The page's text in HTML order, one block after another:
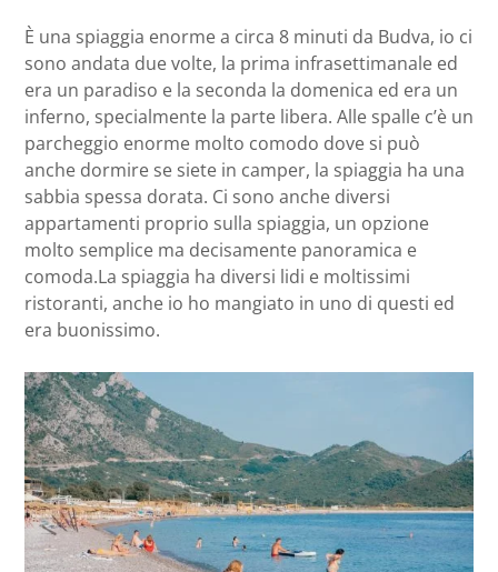
È una spiaggia enorme a circa 8 minuti da Budva, io ci
sono andata due volte, la prima infrasettimanale ed
era un paradiso e la seconda la domenica ed era un
inferno, specialmente la parte libera. Alle spalle c’è un
parcheggio enorme molto comodo dove si può
anche dormire se siete in camper, la spiaggia ha una
sabbia spessa dorata. Ci sono anche diversi
appartamenti proprio sulla spiaggia, un opzione
molto semplice ma decisamente panoramica e
comoda.La spiaggia ha diversi lidi e moltissimi
ristoranti, anche io ho mangiato in uno di questi ed
era buonissimo.